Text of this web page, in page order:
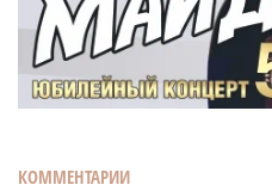
КОММЕНТАРИИ